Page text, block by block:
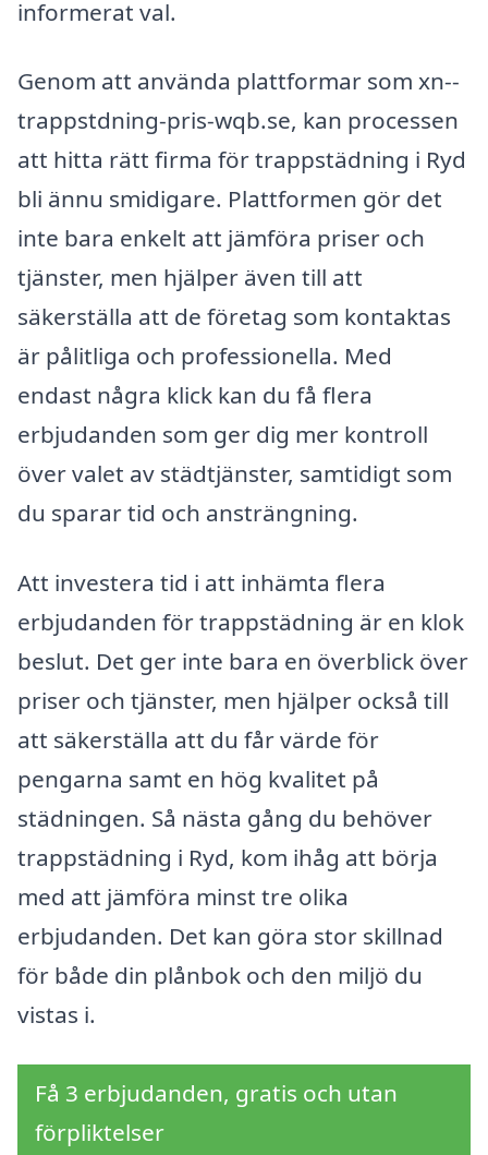
informerat val.
Genom att använda plattformar som xn--
trappstdning-pris-wqb.se, kan processen
att hitta rätt firma för trappstädning i Ryd
bli ännu smidigare. Plattformen gör det
inte bara enkelt att jämföra priser och
tjänster, men hjälper även till att
säkerställa att de företag som kontaktas
är pålitliga och professionella. Med
endast några klick kan du få flera
erbjudanden som ger dig mer kontroll
över valet av städtjänster, samtidigt som
du sparar tid och ansträngning.
Att investera tid i att inhämta flera
erbjudanden för trappstädning är en klok
beslut. Det ger inte bara en överblick över
priser och tjänster, men hjälper också till
att säkerställa att du får värde för
pengarna samt en hög kvalitet på
städningen. Så nästa gång du behöver
trappstädning i Ryd, kom ihåg att börja
med att jämföra minst tre olika
erbjudanden. Det kan göra stor skillnad
för både din plånbok och den miljö du
vistas i.
Få 3 erbjudanden, gratis och utan
förpliktelser